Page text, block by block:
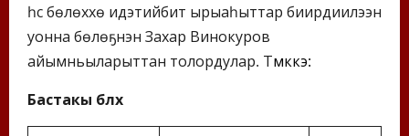
үһүс бөлөххө идэтийбит ырыаһыттар биирдиилээн
уонна бөлөҕүнэн Захар Винокуров
айымньыларыттан толордулар. Түмүккэ:
Бастакы бөлөх